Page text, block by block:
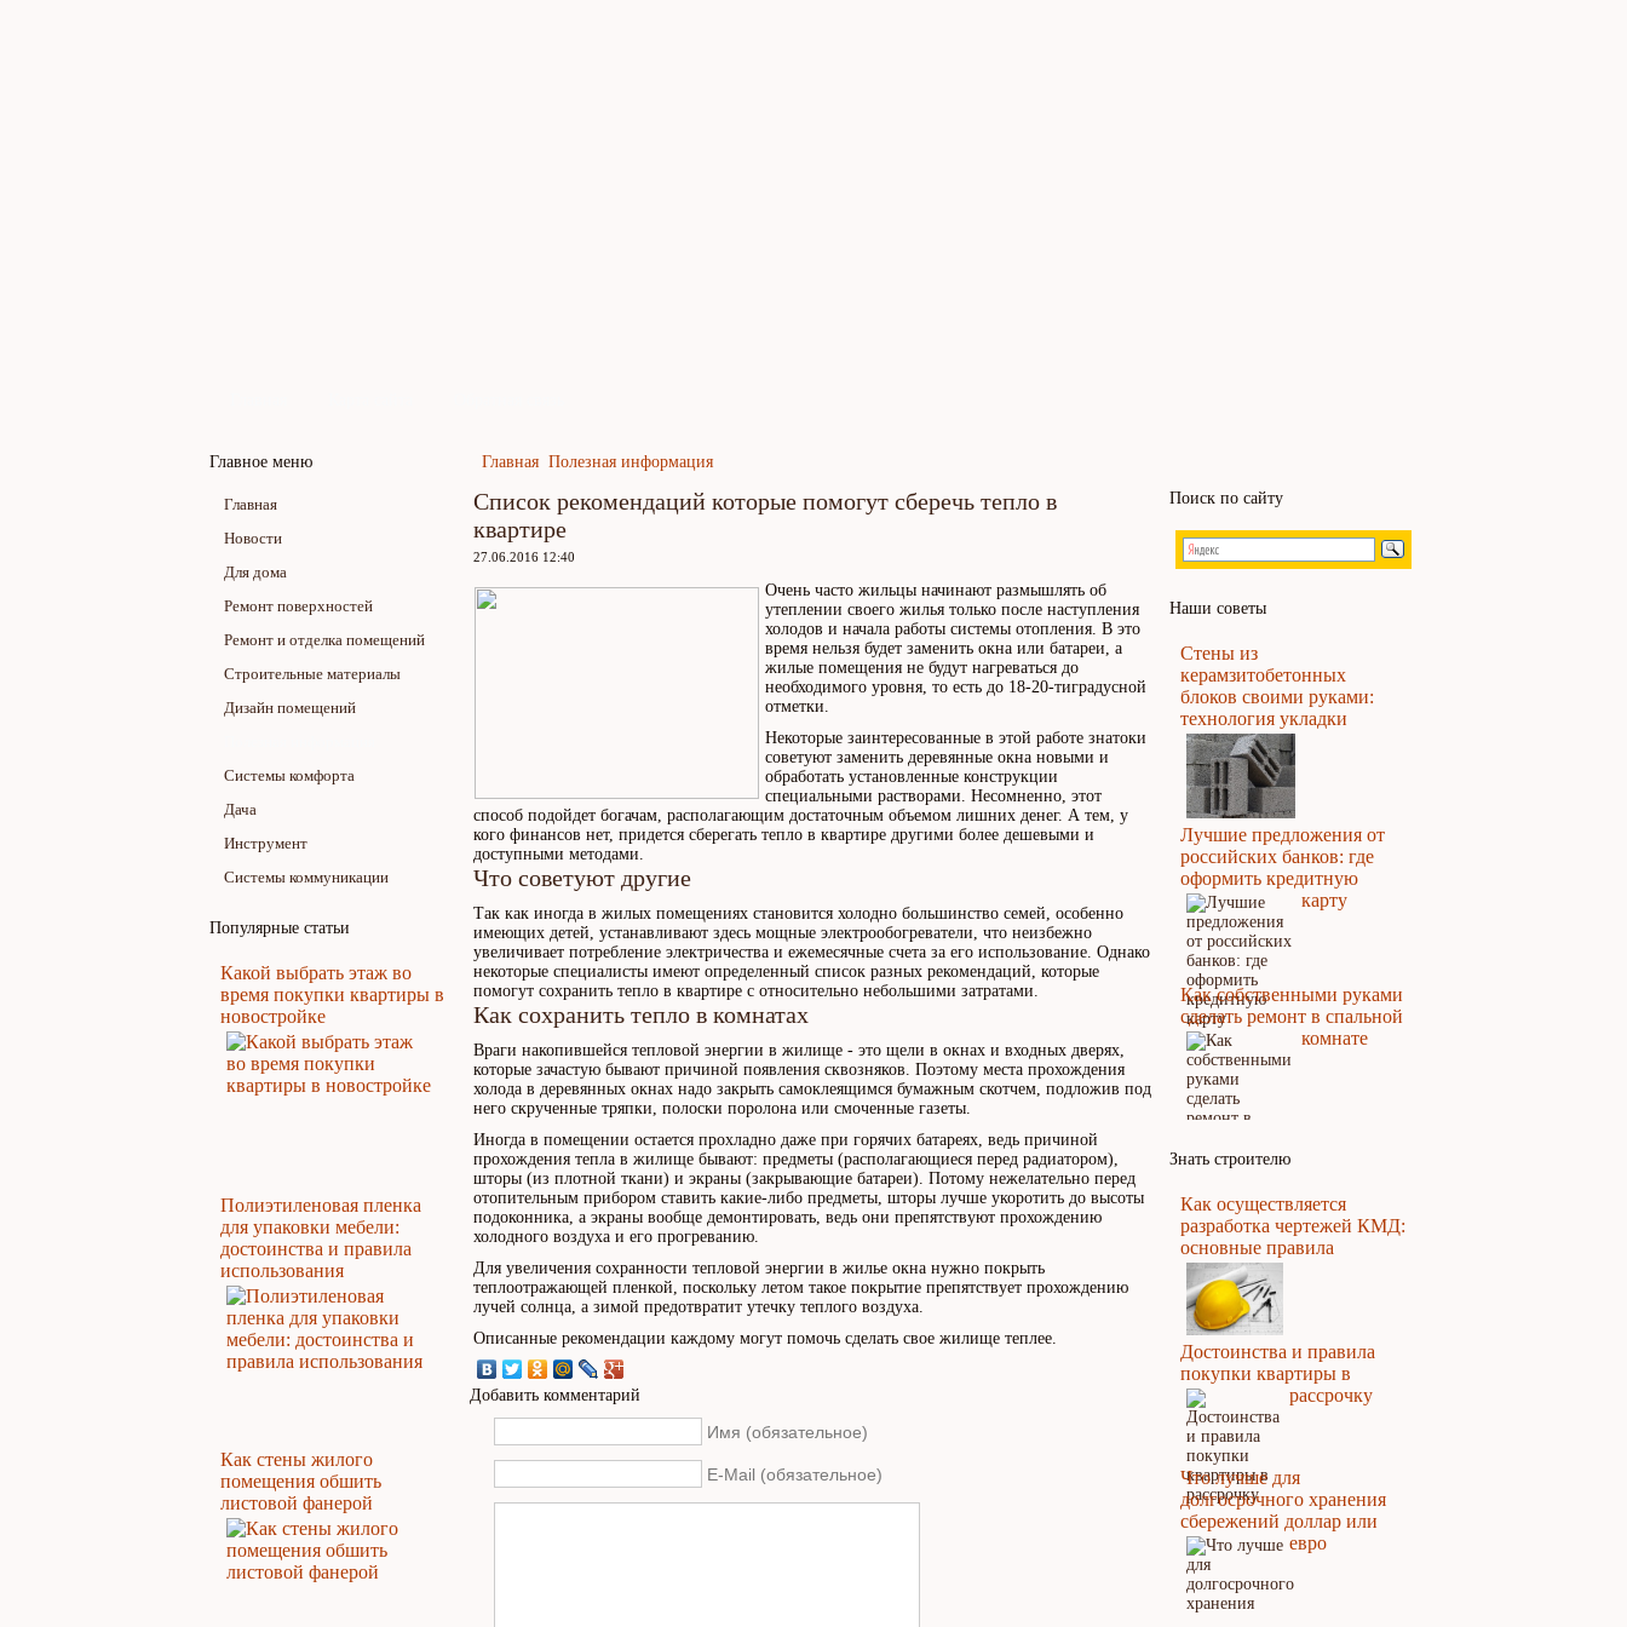
Главное меню
Главная
Новости
Для дома
Ремонт поверхностей
Ремонт и отделка помещений
Строительные материалы
Дизайн помещений
Системы комфорта
Дача
Инструмент
Системы коммуникации
Популярные статьи
Какой выбрать этаж во
время покупки квартиры в
новостройке
Полиэтиленовая пленка
для упаковки мебели:
достоинства и правила
использования
Как стены жилого
помещения обшить
листовой фанерой
Главная Полезная информация
Список рекомендаций которые помогут сберечь тепло в
квартире
27.06.2016 12:40
Очень часто жильцы начинают размышлять об
утеплении своего жилья только после наступления
холодов и начала работы системы отопления. В это
время нельзя будет заменить окна или батареи, а
жилые помещения не будут нагреваться до
необходимого уровня, то есть до 18-20-тиградусной
отметки.
Некоторые заинтересованные в этой работе знатоки
советуют заменить деревянные окна новыми и
обработать установленные конструкции
специальными растворами. Несомненно, этот
способ подойдет богачам, располагающим достаточным объемом лишних денег. А тем, у
кого финансов нет, придется сберегать тепло в квартире другими более дешевыми и
доступными методами.
Что советуют другие
Так как иногда в жилых помещениях становится холодно большинство семей, особенно
имеющих детей, устанавливают здесь мощные электрообогреватели, что неизбежно
увеличивает потребление электричества и ежемесячные счета за его использование. Однако
некоторые специалисты имеют определенный список разных рекомендаций, которые
помогут сохранить тепло в квартире с относительно небольшими затратами.
Как сохранить тепло в комнатах
Враги накопившейся тепловой энергии в жилище - это щели в окнах и входных дверях,
которые зачастую бывают причиной появления сквозняков. Поэтому места прохождения
холода в деревянных окнах надо закрыть самоклеящимся бумажным скотчем, подложив под
него скрученные тряпки, полоски поролона или смоченные газеты.
Иногда в помещении остается прохладно даже при горячих батареях, ведь причиной
прохождения тепла в жилище бывают: предметы (располагающиеся перед радиатором),
шторы (из плотной ткани) и экраны (закрывающие батареи). Потому нежелательно перед
отопительным прибором ставить какие-либо предметы, шторы лучше укоротить до высоты
подоконника, а экраны вообще демонтировать, ведь они препятствуют прохождению
холодного воздуха и его прогреванию.
Для увеличения сохранности тепловой энергии в жилье окна нужно покрыть
теплоотражающей пленкой, поскольку летом такое покрытие препятствует прохождению
лучей солнца, а зимой предотвратит утечку теплого воздуха.
Описанные рекомендации каждому могут помочь сделать свое жилище теплее.
Добавить комментарий
Имя (обязательное)
E-Mail (обязательное)
Поиск по сайту
Наши советы
Стены из
керамзитобетонных
блоков своими руками:
технология укладки
Лучшие предложения от
российских банков: где
оформить кредитную
карту
Как собственными руками
сделать ремонт в спальной
комнате
Знать строителю
Как осуществляется
разработка чертежей КМД:
основные правила
Достоинства и правила
покупки квартиры в
рассрочку
Что лучше для
долгосрочного хранения
сбережений доллар или
евро